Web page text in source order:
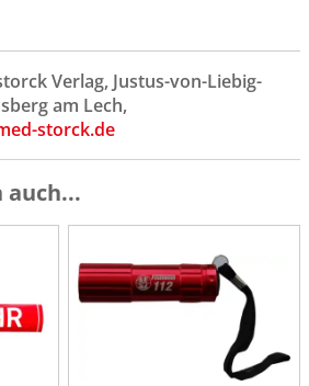
Verlag, Justus-von-Liebig-
am Lech,
storck.de